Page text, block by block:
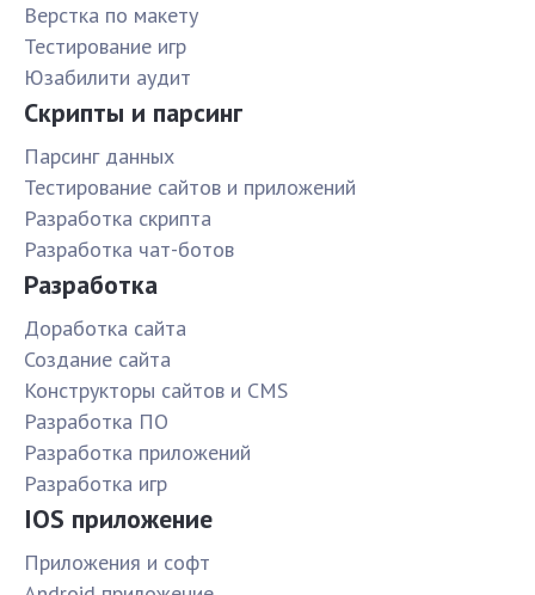
Верстка по макету
Тестирование игр
Юзабилити аудит
Скрипты и парсинг
Парсинг данных
Тестирование сайтов и приложений
Разработка скрипта
Разработка чат-ботов
Разработка
Доработка сайта
Создание сайта
Конструкторы сайтов и CMS
Разработка ПО
Разработка приложений
Разработка игр
IOS приложение
Приложения и софт